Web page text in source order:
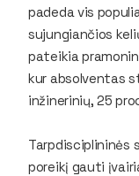
padeda vis
sujungiančios
pateikia
kur absolventas
inžinerinių, 25
Tarpdisciplininės
poreikį gauti